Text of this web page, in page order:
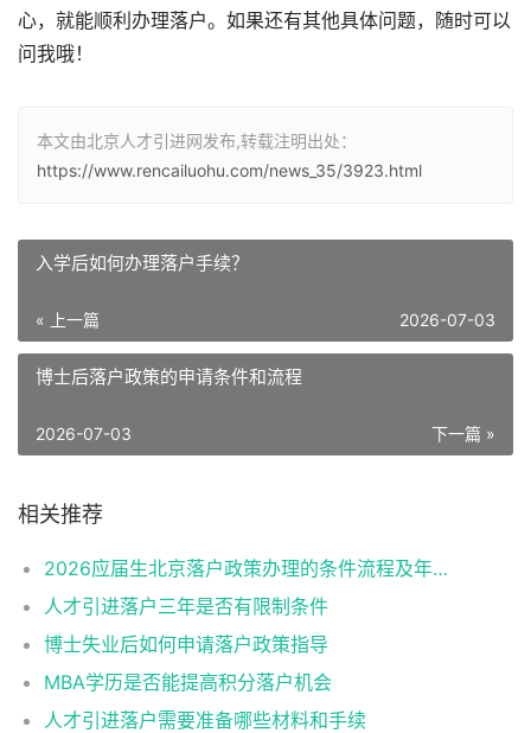
心，就能顺利办理落户。如果还有其他具体问题，随时可以
问我哦！
本文由北京人才引进网发布,转载注明出处：
https://www.rencailuohu.com/news_35/3923.html
入学后如何办理落户手续？
« 上一篇 2026-07-03
博士后落户政策的申请条件和流程
下一篇 »
2026-07-03
相关推荐
2026应届生北京落户政策办理的条件流程及年龄限制
人才引进落户三年是否有限制条件
博士失业后如何申请落户政策指导
MBA学历是否能提高积分落户机会
人才引进落户需要准备哪些材料和手续